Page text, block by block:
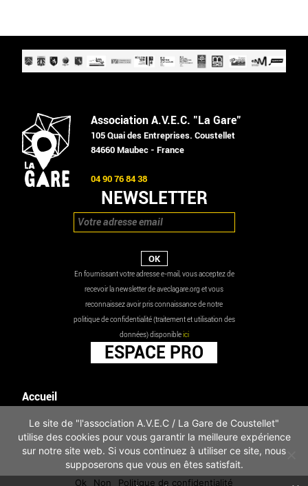
Association A.V.E.C. "La Gare"
105 Quai des Entreprises. Coustellet
84660 Maubec - France
04 90 76 84 38
NEWSLETTER
En fournissant votre adresse e-mail, vous acceptez de
recevoir la newsletter de aveclagare.org et vous
reconnaissez avoir pris connaissance de notre
politique de confidentialité (traitement et utilisation des
données) disponibleici
ESPACE PRO
Accueil
Les actualités
Mentions légales
Infos pratiques
Politique de confidentialité
Le site de "l'association A.V.E.C / La Gare de Coustellet"
utilise des cookies pour vous garantir la meilleure expérience
sur notre site web. Si vous continuez à utiliser ce site, nous
supposerons que vous en êtes satisfait.
Ok Non Politique de confidentialité